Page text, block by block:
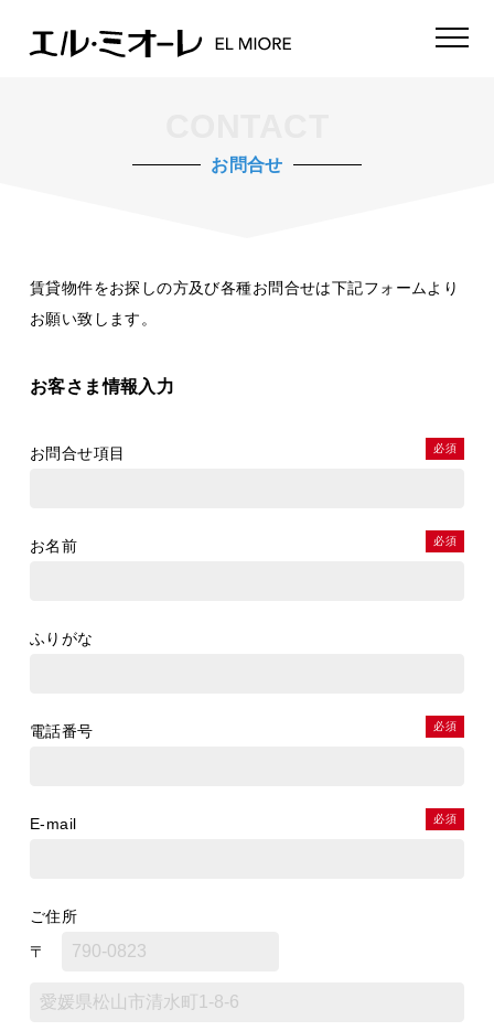
お問合せ
賃貸物件をお探しの方及び各種お問合せは下記フォームより
お願い致します。
お客さま情報入力
お問合せ項目 必須
お名前 必須
ふりがな
電話番号 必須
E-mail 必須
ご住所
〒